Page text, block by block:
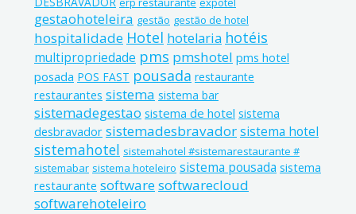
gestaohoteleira gestão gestão de hotel
hospitalidade Hotel hotelaria hotéis
multipropriedade pms pmshotel pms hotel
posada POS FAST pousada restaurante
restaurantes sistema sistema bar
sistemadegestao sistema de hotel sistema
desbravador sistemadesbravadorsistema hotel
sistemahotel sistemahotel #sistemarestaurante #
sistemabar sistema hoteleiro sistema pousada sistema
restaurante softwaresoftwarecloud
softwarehoteleiro